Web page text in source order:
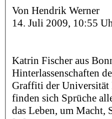
Von Hendrik Werner
14. Juli 2009, 10:55
Katrin Fischer aus
Hinterlassenschaften
Graffiti der Universität
finden sich Sprüche
das Leben, um Macht,